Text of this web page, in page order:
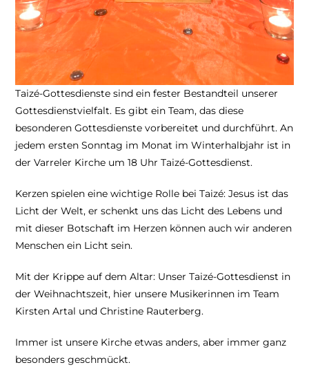
Taizé-Gottesdienste sind ein fester Bestandteil unserer
Gottesdienstvielfalt. Es gibt ein Team, das diese
besonderen Gottesdienste vorbereitet und durchführt. An
jedem ersten Sonntag im Monat im Winterhalbjahr ist in
der Varreler Kirche um 18 Uhr Taizé-Gottesdienst.
Kerzen spielen eine wichtige Rolle bei Taizé: Jesus ist das
Licht der Welt, er schenkt uns das Licht des Lebens und
mit dieser Botschaft im Herzen können auch wir anderen
Menschen ein Licht sein.
Mit der Krippe auf dem Altar: Unser Taizé-Gottesdienst in
der Weihnachtszeit, hier unsere Musikerinnen im Team
Kirsten Artal und Christine Rauterberg.
Immer ist unsere Kirche etwas anders, aber immer ganz
besonders geschmückt.